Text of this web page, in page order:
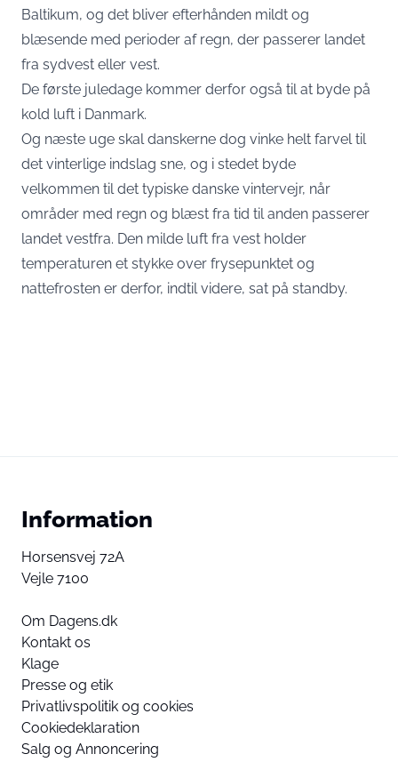
Baltikum, og det bliver efterhånden mildt og
blæsende med perioder af regn, der passerer landet
fra sydvest eller vest.
De første juledage kommer derfor også til at byde på
kold luft i Danmark.
Og næste uge skal danskerne dog vinke helt farvel til
det vinterlige indslag sne, og i stedet byde
velkommen til det typiske danske vintervejr, når
områder med regn og blæst fra tid til anden passerer
landet vestfra. Den milde luft fra vest holder
temperaturen et stykke over frysepunktet og
nattefrosten er derfor, indtil videre, sat på standby.
Information
Horsensvej 72A
Vejle 7100
Om Dagens.dk
Kontakt os
Klage
Presse og etik
Privatlivspolitik og cookies
Cookiedeklaration
Salg og Annoncering